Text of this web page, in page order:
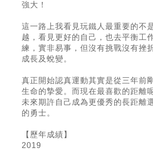
強大！
這一路上我看見玩鐵人最重要的不
越，看見更好的自己，也去平衡工
練，實非易事，但沒有挑戰沒有挫
成長及蛻變。
真正開始認真運動其實是從三年前
生命的摯愛。而現在最喜歡的距離
未來期許自己成為更優秀的長距離
的勇士。
【歷年成績】
2019